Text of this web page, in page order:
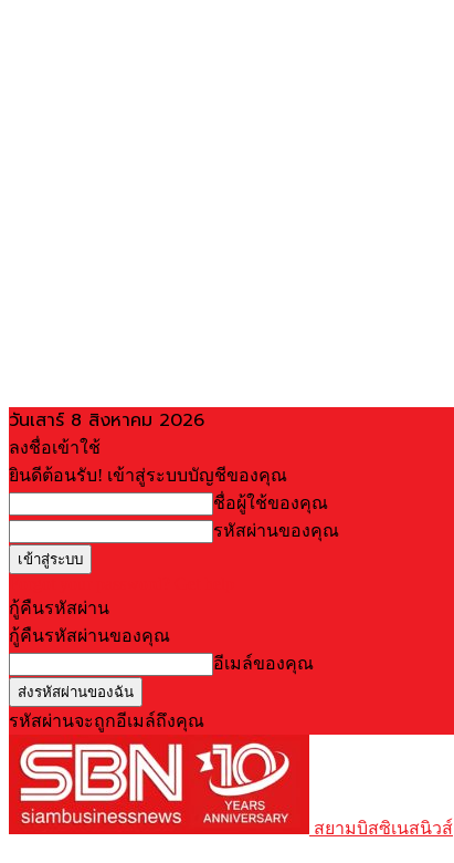
วันเสาร์ 8 สิงหาคม 2026
ลงชื่อเข้าใช้
ยินดีต้อนรับ! เข้าสู่ระบบบัญชีของคุณ
ชื่อผู้ใช้ของคุณ
รหัสผ่านของคุณ
กู้คืนรหัสผ่าน
กู้คืนรหัสผ่านของคุณ
อีเมล์ของคุณ
รหัสผ่านจะถูกอีเมล์ถึงคุณ
สยามบิสซิเนสนิวส์